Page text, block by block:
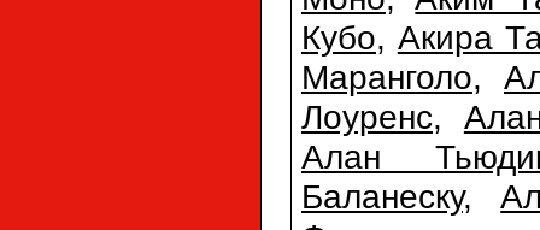
Кубо, Акира
Маранголо,
Лоуренс,
Алан
Баланеску,